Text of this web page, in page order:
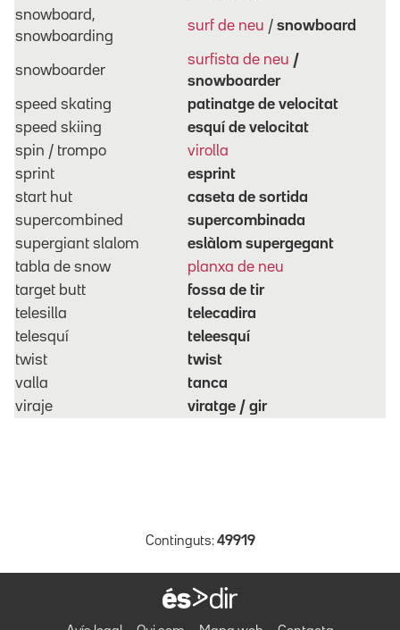
snowboard,
snowboarding
surf de neu / snowboard
snowboarder
surfista de neu /
snowboarder
speed skating
patinatge de velocitat
speed skiing
esquí de velocitat
spin / trompo
virolla
sprint
esprint
start hut
caseta de sortida
supercombined
supercombinada
supergiant slalom
eslàlom supergegant
tabla de snow
planxa de neu
target butt
fossa de tir
telesilla
telecadira
telesquí
teleesquí
twist
twist
valla
tanca
viraje
viratge / gir
Continguts: 49919